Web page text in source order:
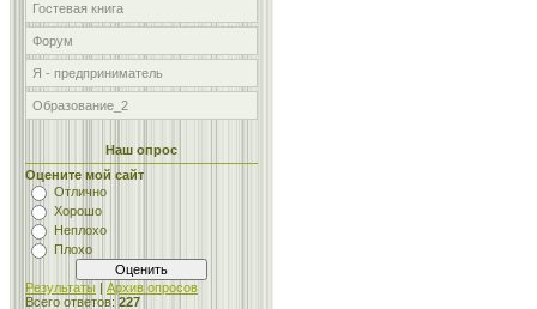
Гостевая книга
Форум
Я - предприниматель
Образование_2
Наш опрос
Оцените мой сайт
Отлично
Хорошо
Неплохо
Плохо
Результаты | Архив опросов
Всего ответов: 227